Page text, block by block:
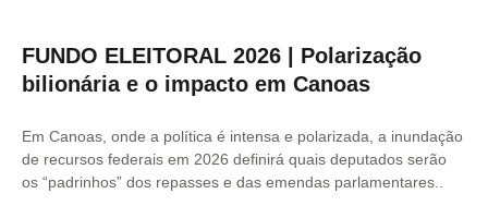
FUNDO ELEITORAL 2026 | Polarização
bilionária e o impacto em Canoas
Em Canoas, onde a política é intensa e polarizada, a inundação
de recursos federais em 2026 definirá quais deputados serão
os “padrinhos” dos repasses e das emendas parlamentares..